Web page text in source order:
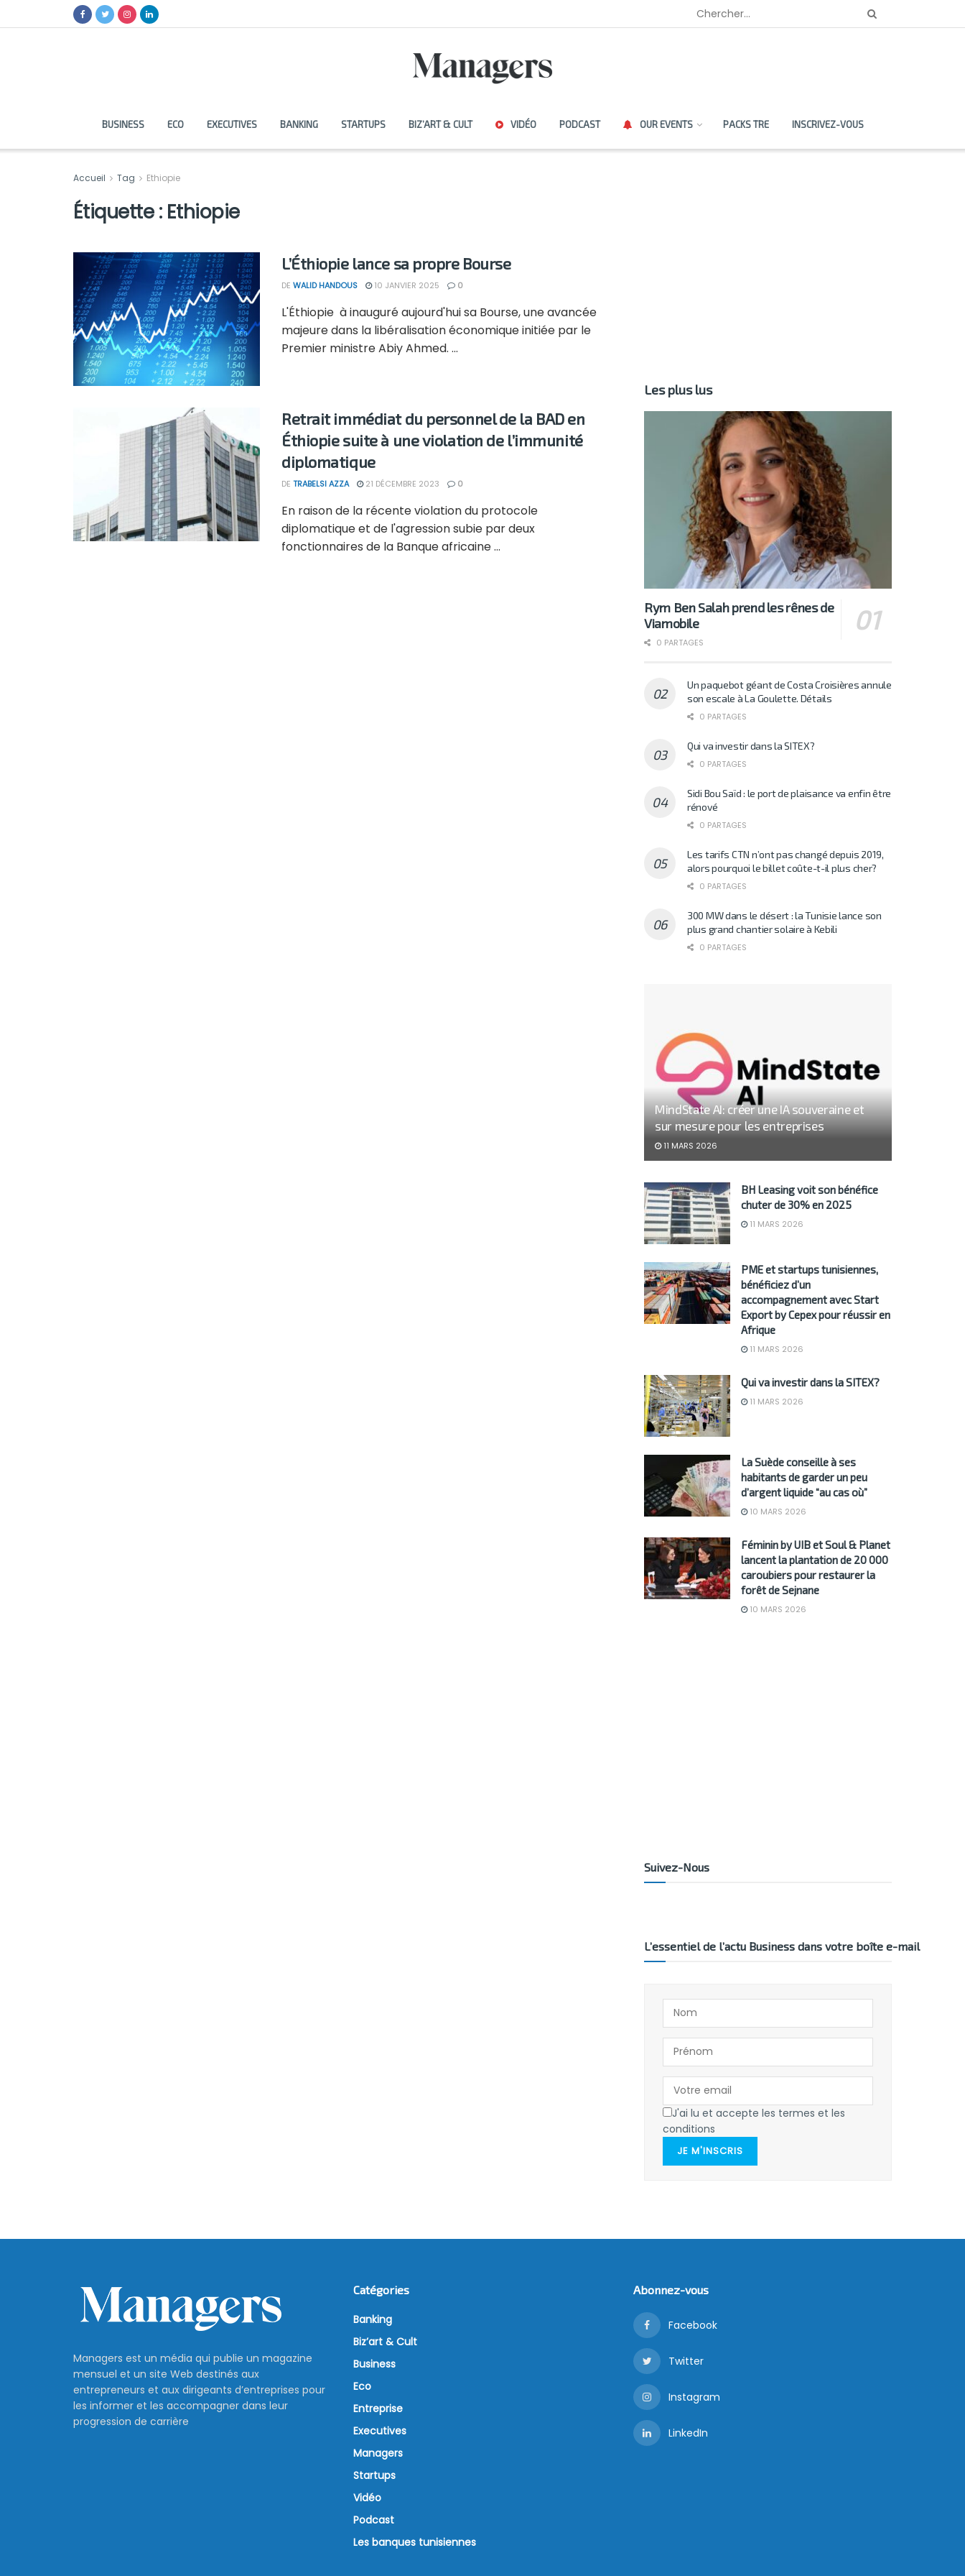
BUSINESS ECO EXECUTIVES BANKING STARTUPS BIZ’ART & CULT VIDÉO PODCAST OUR EVENTS PACKS TRE INSCRIVEZ-VOUS
Accueil Tag Ethiopie
Étiquette : Ethiopie
L’Éthiopie lance sa propre Bourse
DE WALID HANDOUS 10 JANVIER 2025 0
L'Éthiopie à inauguré aujourd'hui sa Bourse, une avancée
majeure dans la libéralisation économique initiée par le
Premier ministre Abiy Ahmed. ...
Retrait immédiat du personnel de la BAD en
Éthiopie suite à une violation de l’immunité
diplomatique
DE TRABELSI AZZA 21 DÉCEMBRE 2023 0
En raison de la récente violation du protocole
diplomatique et de l'agression subie par deux
fonctionnaires de la Banque africaine ...
Les plus lus
Rym Ben Salah prend les rênes de
Viamobile
0 PARTAGES
Un paquebot géant de Costa Croisières annule
son escale à La Goulette. Détails
0 PARTAGES
Qui va investir dans la SITEX?
0 PARTAGES
Sidi Bou Saïd : le port de plaisance va enfin être
rénové
0 PARTAGES
Les tarifs CTN n’ont pas changé depuis 2019,
alors pourquoi le billet coûte-t-il plus cher?
0 PARTAGES
300 MW dans le désert : la Tunisie lance son
plus grand chantier solaire à Kebili
0 PARTAGES
MindState AI: créer une IA souveraine et
sur mesure pour les entreprises
11 MARS 2026
BH Leasing voit son bénéfice
chuter de 30% en 2025
11 MARS 2026
PME et startups tunisiennes,
bénéficiez d’un
accompagnement avec Start
Export by Cepex pour réussir en
Afrique
11 MARS 2026
Qui va investir dans la SITEX?
11 MARS 2026
La Suède conseille à ses
habitants de garder un peu
d’argent liquide “au cas où”
10 MARS 2026
Féminin by UIB et Soul & Planet
lancent la plantation de 20 000
caroubiers pour restaurer la
forêt de Sejnane
10 MARS 2026
Suivez-Nous
L’essentiel de l’actu Business dans votre boîte e-mail
J'ai lu et accepte les termes et les
conditions
JE M'INSCRIS
Managers est un média qui publie un magazine
mensuel et un site Web destinés aux
entrepreneurs et aux dirigeants d’entreprises pour
les informer et les accompagner dans leur
progression de carrière
Catégories
Banking
Biz’art & Cult
Business
Eco
Entreprise
Executives
Managers
Startups
Vidéo
Podcast
Les banques tunisiennes
Abonnez-vous
Facebook
Twitter
Instagram
LinkedIn